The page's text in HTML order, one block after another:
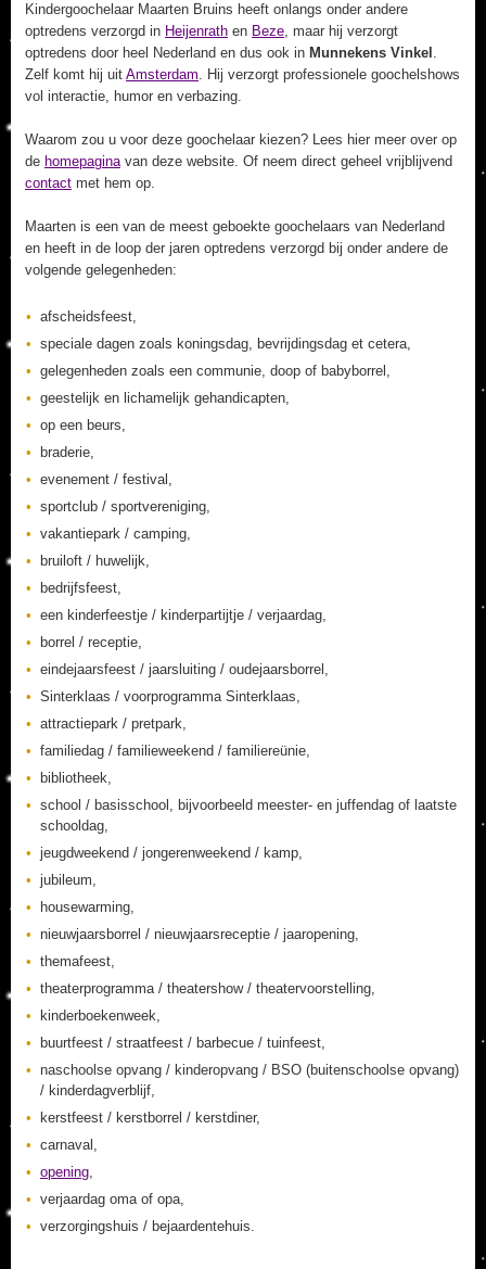
Kindergoochelaar Maarten Bruins heeft onlangs onder andere
optredens verzorgd in Heijenrath en Beze, maar hij verzorgt
optredens door heel Nederland en dus ook in Munnekens Vinkel .
Zelf komt hij uit Amsterdam. Hij verzorgt professionele goochelshows
vol interactie, humor en verbazing.
Waarom zou u voor deze goochelaar kiezen? Lees hier meer over op
de homepaginavan deze website. Of neem direct geheel vrijblijvend
contact met hem op.
Maarten is een van de meest geboekte goochelaars van Nederland
en heeft in de loop der jaren optredens verzorgd bij onder andere de
volgende gelegenheden:
afscheidsfeest,
speciale dagen zoals koningsdag, bevrijdingsdag et cetera,
gelegenheden zoals een communie, doop of babyborrel,
geestelijk en lichamelijk gehandicapten,
op een beurs,
braderie,
evenement / festival,
sportclub / sportvereniging,
vakantiepark / camping,
bruiloft / huwelijk,
bedrijfsfeest,
een kinderfeestje / kinderpartijtje / verjaardag,
borrel / receptie,
eindejaarsfeest / jaarsluiting / oudejaarsborrel,
Sinterklaas / voorprogramma Sinterklaas,
attractiepark / pretpark,
familiedag / familieweekend / familiereünie,
bibliotheek,
school / basisschool, bijvoorbeeld meester- en juffendag of laatste
schooldag,
jeugdweekend / jongerenweekend / kamp,
jubileum,
housewarming,
nieuwjaarsborrel / nieuwjaarsreceptie / jaaropening,
themafeest,
theaterprogramma / theatershow / theatervoorstelling,
kinderboekenweek,
buurtfeest / straatfeest / barbecue / tuinfeest,
naschoolse opvang / kinderopvang / BSO (buitenschoolse opvang)
/ kinderdagverblijf,
kerstfeest / kerstborrel / kerstdiner,
carnaval,
opening,
verjaardag oma of opa,
verzorgingshuis / bejaardentehuis.